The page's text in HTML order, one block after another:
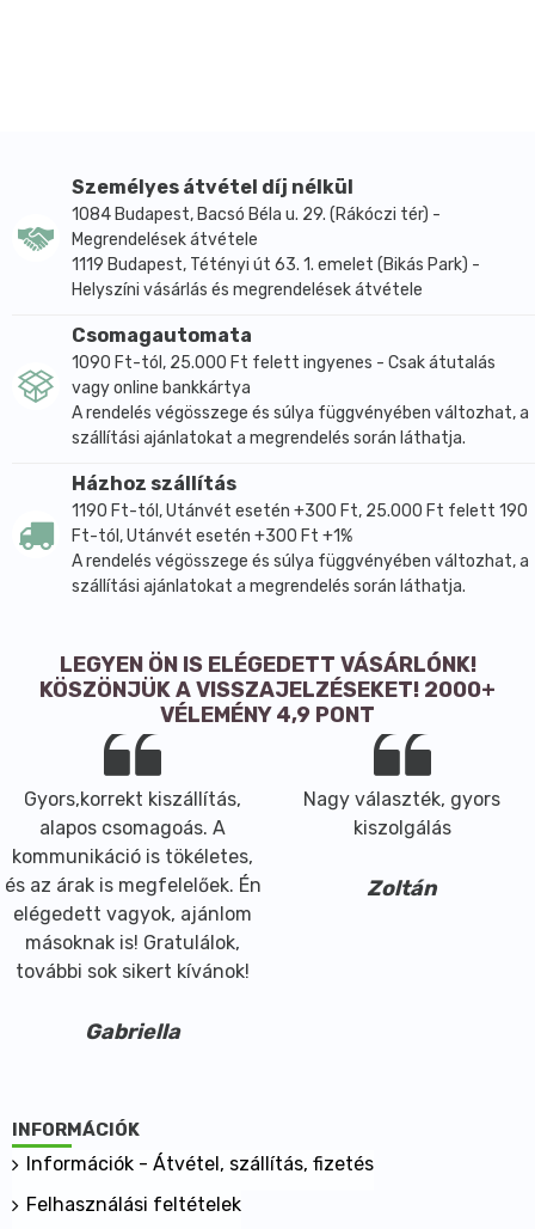
(20%), szezámmag*, illatmentes kókuszolaj*(6,5%),
füstölt paprika*(2,2%), himalája só.=*Ellenőrzött
ökológiai gazdálkodásból.
szezámmag, nyomokban dióféléket, földimogyorót
tartalmazhat
Személyes átvétel díj nélkül
1084 Budapest, Bacsó Béla u. 29. (Rákóczi tér) -
Megrendelések átvétele
1119 Budapest, Tétényi út 63. 1. emelet (Bikás Park) -
Helyszíni vásárlás és megrendelések átvétele
Csomagautomata
1090 Ft-tól, 25.000 Ft felett ingyenes - Csak átutalás
vagy online bankkártya
A rendelés végösszege és súlya függvényében változhat, a
szállítási ajánlatokat a megrendelés során láthatja.
Házhoz szállítás
1190 Ft-tól, Utánvét esetén +300 Ft, 25.000 Ft felett 190
Ft-tól, Utánvét esetén +300 Ft +1%
A rendelés végösszege és súlya függvényében változhat, a
szállítási ajánlatokat a megrendelés során láthatja.
LEGYEN ÖN IS ELÉGEDETT VÁSÁRLÓNK!
KÖSZÖNJÜK A VISSZAJELZÉSEKET! 2000+
VÉLEMÉNY 4,9 PONT
Gyors,korrekt kiszállítás,
alapos csomagoás. A
kommunikáció is tökéletes,
és az árak is megfelelőek. Én
elégedett vagyok, ajánlom
másoknak is! Gratulálok,
további sok sikert kívánok!
Gabriella
Nagy választék, gyors
kiszolgálás
Zoltán
INFORMÁCIÓK
Információk - Átvétel, szállítás, fizetés
Felhasználási feltételek